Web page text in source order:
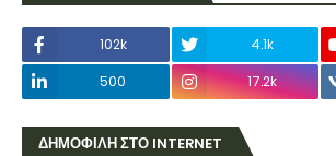
102k 4.1k
500
17.2k
ΔΗΜΟΦΙΛΗ ΣΤΟ INTERNET